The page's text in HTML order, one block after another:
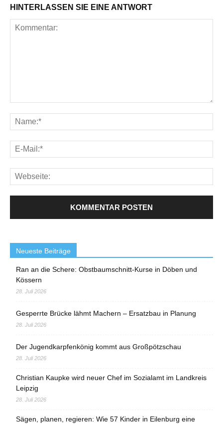
HINTERLASSEN SIE EINE ANTWORT
Neueste Beiträge
Ran an die Schere: Obstbaumschnitt-Kurse in Döben und
Kössern
28. Juli 2026
Gesperrte Brücke lähmt Machern – Ersatzbau in Planung
28. Juli 2026
Der Jugendkarpfenkönig kommt aus Großpötzschau
28. Juli 2026
Christian Kaupke wird neuer Chef im Sozialamt im Landkreis
Leipzig
28. Juli 2026
Sägen, planen, regieren: Wie 57 Kinder in Eilenburg eine